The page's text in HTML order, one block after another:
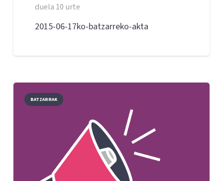
duela 10 urte
2015-06-17ko-batzarreko-akta
BATZARRAK